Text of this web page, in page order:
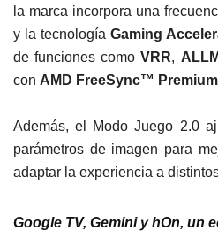
la marca incorpora una
y la tecnología Gaming
de funciones comoVRR, ALLM
con AMD FreeSync™
Además, el Modo Juego 2.0
parámetros de imagen para
adaptar la experiencia a
Google TV, Gemini y hOn, un